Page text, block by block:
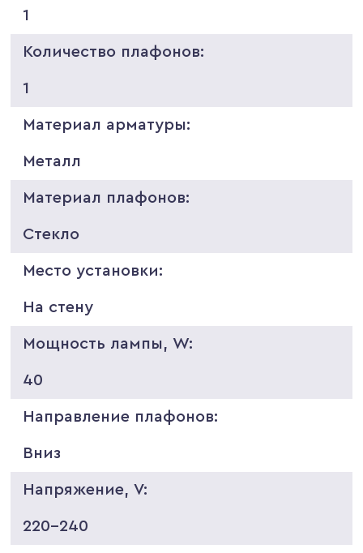
1
Количество плафонов:
1
Материал арматуры:
Металл
Материал плафонов:
Стекло
Место установки:
На стену
Мощность лампы, W:
40
Направление плафонов:
Вниз
Напряжение, V:
220-240